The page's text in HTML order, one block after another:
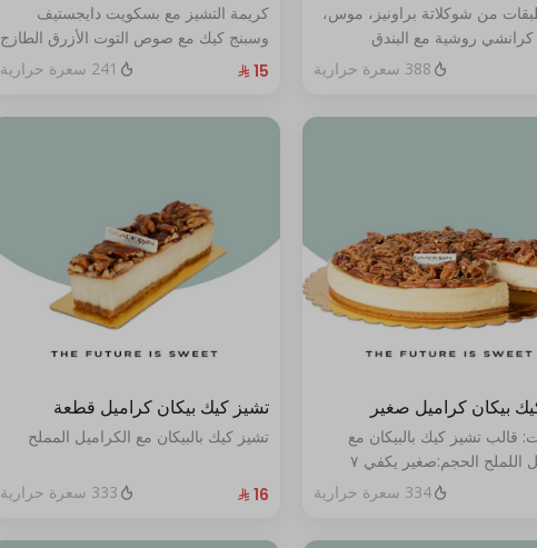
من شوكلاتة براونيز، موس،
كرانشي روشية مع البندق
388 سعرة حرارية
كريمة التشيز مع بسكويت دايجستيف
وسبنج كيك مع صوص التوت الأزرق الطازج
241 سعرة حرارية
بيكان كراميل صغير
قالب تشيز كيك بالبيكان مع
الكراميل اللملح الحجم:صغير يكفي ٧
334 سعرة حرارية
تشيز كيك بيكان كراميل قطعة
تشيز كيك بالبيكان مع الكراميل المملح
333 سعرة حرارية